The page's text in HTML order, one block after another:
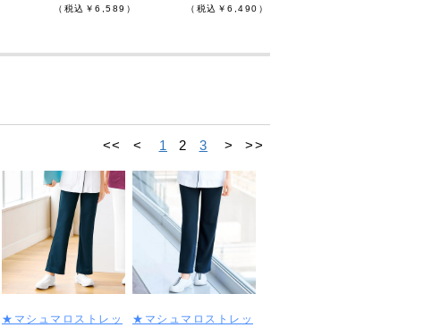
（税込￥6,589） （税込￥6,490）
<< < 1 2 3 > >>
★マシュマロストレッ ★マシュマロストレッ